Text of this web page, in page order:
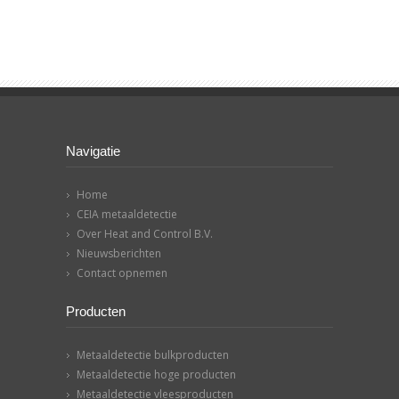
Navigatie
Home
CEIA metaaldetectie
Over Heat and Control B.V.
Nieuwsberichten
Contact opnemen
Producten
Metaaldetectie bulkproducten
Metaaldetectie hoge producten
Metaaldetectie vleesproducten